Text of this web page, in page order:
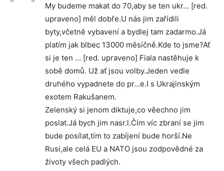
My budeme makat do 70,aby se ten ukr… [red.
upraveno] měl dobře.U nás jim zařídili
byty,včetně vybavení a bydlej tam zadarmo.Já
platím jak blbec 13000 měsíčně.Kde to jsme?Ať
si je ten … [red. upraveno] Fiala nastěhuje k
sobě domů. Už ať jsou volby.Jeden vedle
druhého vypadnete do pr…e.I s Ukrajinským
exotem Rakušanem.
Zelenský si jenom diktuje,co věechno jim
poslat.Já bych jim nasr.l.Čím víc zbraní se jim
bude posílat,tím to zabíjení bude horší.Ne
Rusi,ale celá EU a NATO jsou zodpovědné za
životy všech padlých.